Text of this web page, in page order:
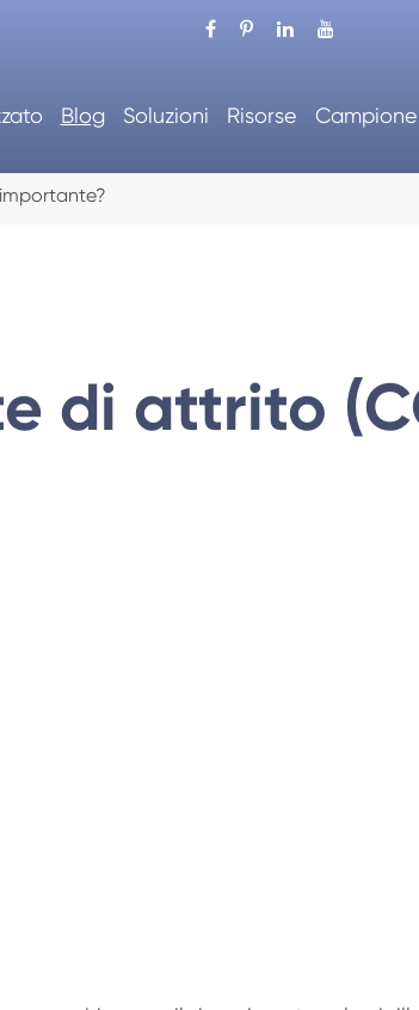
Blog Soluzioni Risorse Campione
di attrito